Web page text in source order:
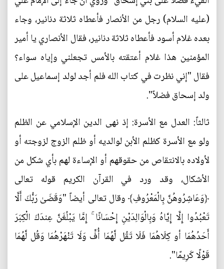
(عليه السلام) رجل من الأنصار فأعطاه ثلاثة دنانير، وجاء
بعده غلام أسود فأعطاه ثلاثة دنانير، فقال الأنصاري يا أمير
المؤمنين هذا غلام أعتقته بالأمس تجعلني وإياه سواء؟
فقال "إني نظرت في كتاب الله فلم أجد لولد إسماعيل على
ولد إسحاق فضلاً".
ثالثاً: العدل مع الأسرة: إذ نهى الدين الإسلامي عن الظلم
ولو مع الأسرة كظلم الأبن لوالديه أو ظلم الزوج لزوجته أو
لأولاده بالانتقاص من حقوقهم أو الإساءة لهم بأي شكل من
الأشكال، وقد ورد في القرآن الكريم قوله تعالى
﴿وَعَاشِرُوهُنَّ بِالْمَعْرُوفِ﴾ وقال تعالى أيضاً "وَقَضَىٰ رَبُّكَ أَلَّا
تَعْبُدُوا إِلَّا إِيَّاهُ وَبِالْوَالِدَيْنِ إِحْسَانًا ۚ إِمَّا يَبْلُغَنَّ عِندَكَ الْكِبَرَ
أَحَدُهُمَا أو كِلَاهُمَا فَلَا تَقُل لَّهُمَا أُفٍّ وَلَا تَنْهَرْهُمَا وَقُل لَّهُمَا
قَوْلًا كَرِيمًا".